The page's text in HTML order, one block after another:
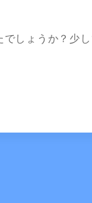
でしょうか？少